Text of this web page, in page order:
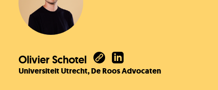
Olivier Schotel
Universiteit Utrecht, De Roos Advocaten